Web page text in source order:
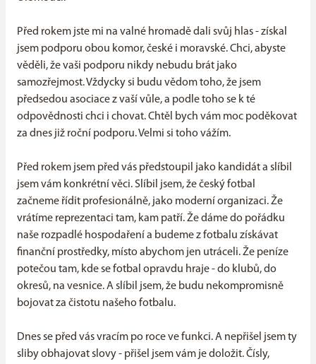
Před rokem jste mi na valné hromadě dali svůj hlas - získal
jsem podporu obou komor, české i moravské. Chci, abyste
věděli, že vaši podporu nikdy nebudu brát jako
samozřejmost. Vždycky si budu vědom toho, že jsem
předsedou asociace z vaší vůle, a podle toho se k té
odpovědnosti chci i chovat. Chtěl bych vám moc poděkovat
za dnes již roční podporu. Velmi si toho vážím.
Před rokem jsem před vás předstoupil jako kandidát a slíbil
jsem vám konkrétní věci. Slíbil jsem, že český fotbal
začneme řídit profesionálně, jako moderní organizaci. Že
vrátíme reprezentaci tam, kam patří. Že dáme do pořádku
naše rozpadlé hospodaření a budeme z fotbalu získávat
finanční prostředky, místo abychom jen utráceli. Že peníze
potečou tam, kde se fotbal opravdu hraje - do klubů, do
okresů, na vesnice. A slíbil jsem, že budu nekompromisně
bojovat za čistotu našeho fotbalu.
Dnes se před vás vracím po roce ve funkci. A nepřišel jsem ty
sliby obhajovat slovy - přišel jsem vám je doložit. Čísly,